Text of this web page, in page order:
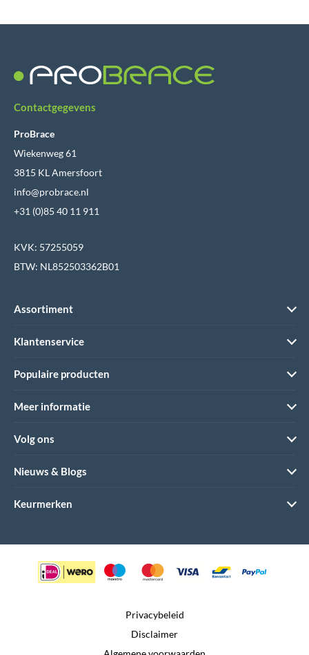
Contactgegevens
ProBrace
Wiekenweg 61
3815 KL Amersfoort
info@probrace.nl
+31 (0)85 40 11 911
KVK: 57255059
BTW: NL852503362B01
Assortiment
Klantenservice
Populaire producten
Meer informatie
Volg ons
Nieuws & Blogs
Keurmerken
Privacybeleid
Disclaimer